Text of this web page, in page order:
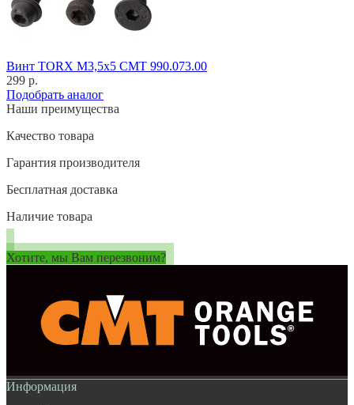
Винт TORX M3,5x5 CMT 990.073.00
299 р.
Подобрать аналог
Наши преимущества
Качество товара
Гарантия производителя
Бесплатная доставка
Наличие товара
Хотите, мы Вам перезвоним?
Информация